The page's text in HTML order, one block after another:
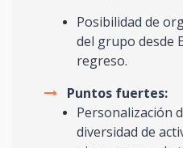
Posibilidad de
del grupo desde
regreso.
Puntos fuertes:
Personalización
diversidad de